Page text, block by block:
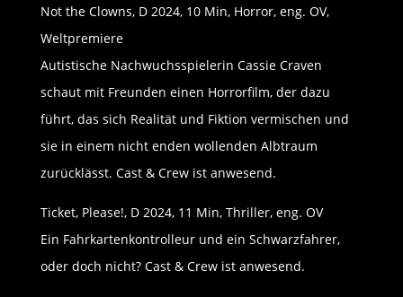
Not the Clowns, D 2024, 10 Min, Horror, eng. OV,
Weltpremiere
Autistische Nachwuchsspielerin Cassie Craven
schaut mit Freunden einen Horrorfilm, der dazu
führt, das sich Realität und Fiktion vermischen und
sie in einem nicht enden wollenden Albtraum
zurücklässt. Cast & Crew ist anwesend.
Ticket, Please!, D 2024, 11 Min, Thriller, eng. OV
Ein Fahrkartenkontrolleur und ein Schwarzfahrer,
oder doch nicht? Cast & Crew ist anwesend.